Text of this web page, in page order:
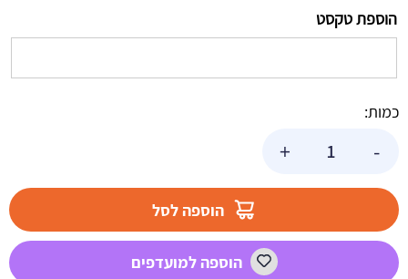
הוספת טקסט
כמות:
-
חבר
+
הוספה לסל
הוספה למועדפים